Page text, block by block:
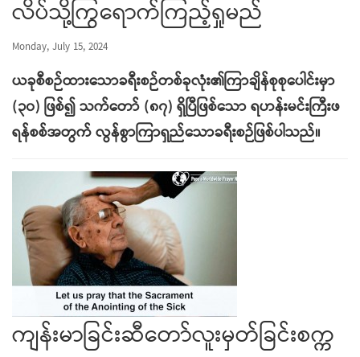
လိပ်သို့ကြွရောက်ကြည့်ရှုမည်
Monday, July 15, 2024
ယခုစီစဉ်ထားသောခရီးစဉ်တစ်ခုလုံး၏ကြာချိန်စုစုပေါင်းမှာ
(၃၀) ဖြစ်၍ သက်တော် (၈၇) ရှိပြီဖြစ်သော ရဟန်းမင်းကြီးဖ
ရန်စစ်အတွက် လွန်စွာကြာရှည်သောခရီးစဉ်ဖြစ်ပါသည်။
ကျန်းမာခြင်းဆီတော်လူးမှတ်ခြင်းစက္က